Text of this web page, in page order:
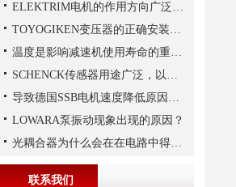
ELEKTRIM电机的作用方向广泛且多元化
TOYOGIKEN变压器的正确安装方式
温度是影响减速机使用寿命的重要因素
SCHENCK传感器用途广泛，以下是一些常见的应用领域
导致德国SSB电机速度降低原因有哪些?
LOWARA泵振动现象出现的原因？
光耦合器为什么会在在电路中得到广泛的应用,难道是因为
联系我们